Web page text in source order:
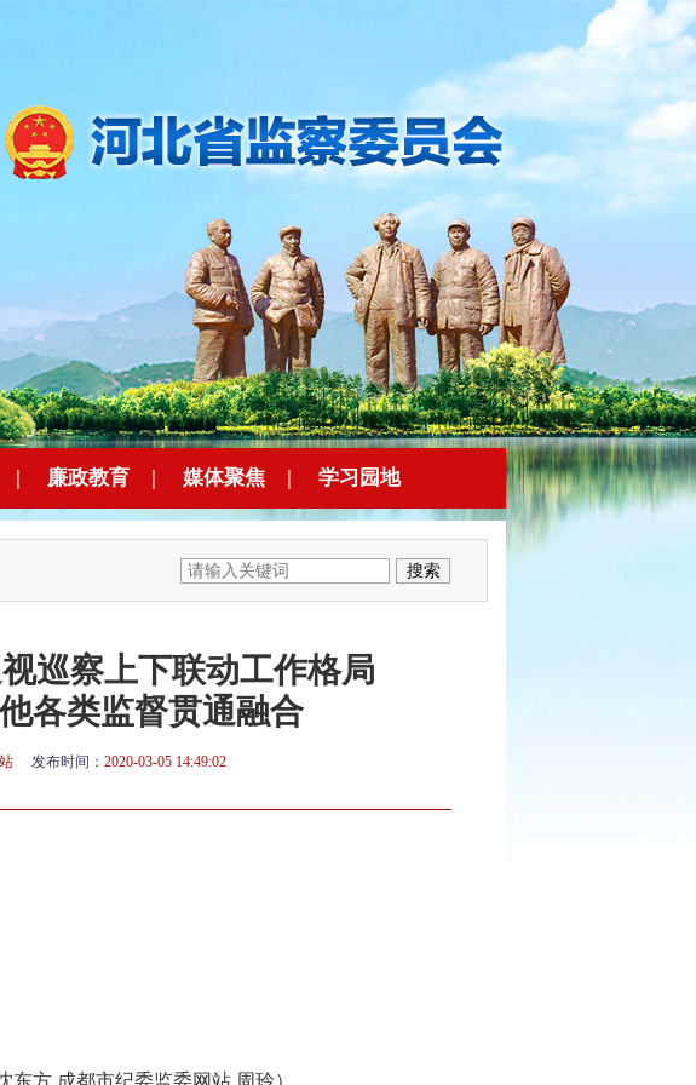
| 廉政教育 | 媒体聚焦 | 学习园地
巡察上下联动工作格局
各类监督贯通融合
发布时间： 2020-03-05 14:49:02
东方 成都市纪委监委网站 周玲）